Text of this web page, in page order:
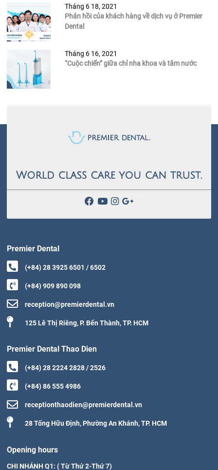
Tháng 6 18, 2021
Phản hồi của khách hàng về dịch vụ ở Premier
Dental
Tháng 6 16, 2021
“Cuộc chiến” giữa chỉ nha khoa và tăm nước
Premier Dental
(+84) 28 3925 6501 / 6502
(+84) 909 890 098
reception@premierdental.vn
125 Lê Thị Riêng, P. Bến Thành, TP. HCM
Premier Dental Thao Dien
(+84) 28 2224 2828 / 2526
(+84) 86 555 4986
receptionthaodien@premierdental.vn
28 Tống Hữu Định, Phường An Khánh, TP. HCM
Opening hours
CHI NHÁNH Q1: ( Từ Thứ 2-Thứ 7)